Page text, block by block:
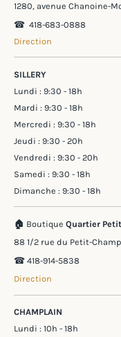
1280, avenue Chanoine-
☎︎ 418-683-0888
Direction
SILLERY
Lundi : 9:30 - 18h
Mardi : 9:30 - 18h
Mercredi : 9:30 - 18h
Jeudi : 9:30 - 20h
Vendredi : 9:30 - 20h
Samedi : 9:30 - 18h
Dimanche : 9:30 - 18h
🏠 Boutique Quartier
88 1/2 rue du Petit-
☎︎ 418-914-5838
Direction
CHAMPLAIN
Lundi : 10h - 18h